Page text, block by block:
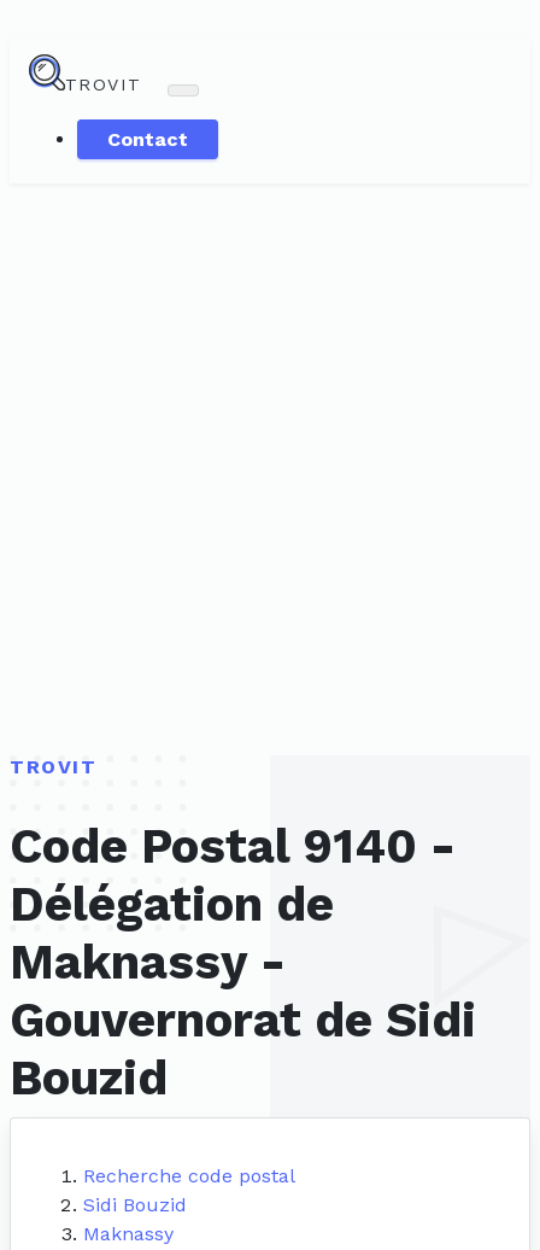
TROVIT
Contact
TROVIT
Code Postal 9140 -
Délégation de
Maknassy -
Gouvernorat de Sidi
Bouzid
Recherche code postal
Sidi Bouzid
Maknassy